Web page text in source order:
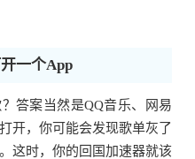
一个App
答案当然是QQ音乐、网易
开，你可能会发现歌单灰了
这时，你的回国加速器就该